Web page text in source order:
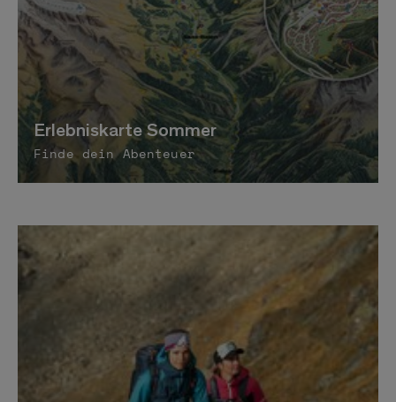
Erlebniskarte Sommer
Finde dein Abenteuer